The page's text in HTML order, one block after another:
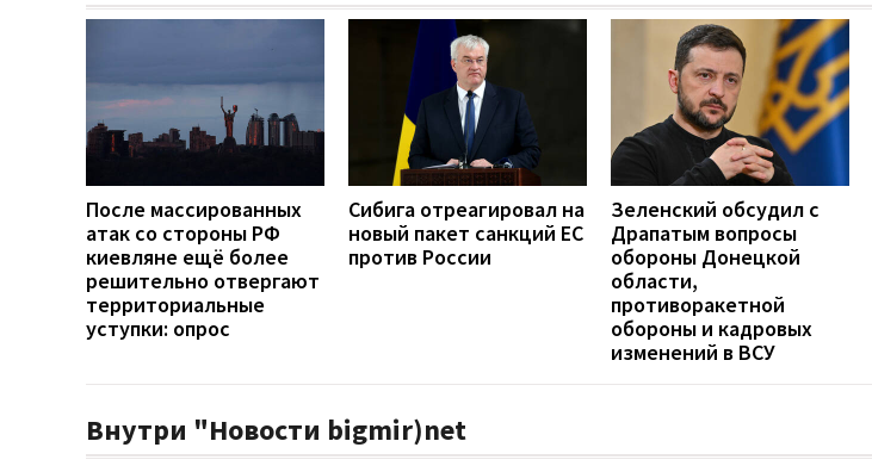
После массированных
атак со стороны РФ
киевляне ещё более
решительно отвергают
территориальные
уступки: опрос
Сибига отреагировал на
новый пакет санкций ЕС
против России
Зеленский обсудил с
Драпатым вопросы
обороны Донецкой
области,
противоракетной
обороны и кадровых
изменений в ВСУ
Внутри "Новости bigmir)net